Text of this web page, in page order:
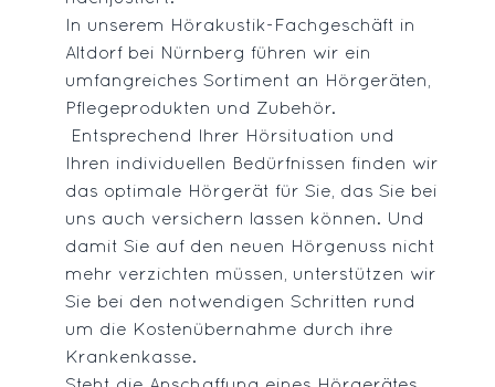
In unserem Hörakustik-Fachgeschäft in
Altdorf bei Nürnberg führen wir ein
umfangreiches Sortiment an Hörgeräten,
Pflegeprodukten und Zubehör.
Entsprechend Ihrer Hörsituation und
Ihren individuellen Bedürfnissen finden wir
das optimale Hörgerät für Sie, das Sie bei
uns auch versichern lassen können. Und
damit Sie auf den neuen Hörgenuss nicht
mehr verzichten müssen, unterstützen wir
Sie bei den notwendigen Schritten rund
um die Kostenübernahme durch ihre
Krankenkasse.